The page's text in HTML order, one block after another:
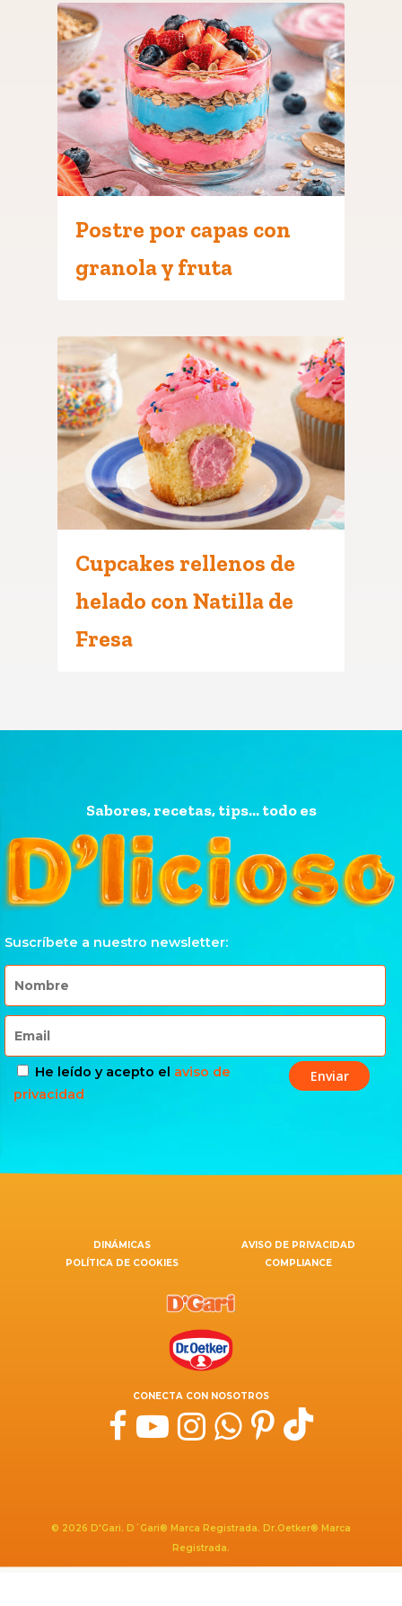
Postre por capas con
granola y fruta
Cupcakes rellenos de
helado con Natilla de
Fresa
Sabores, recetas, tips... todo es
Suscríbete a nuestro newsletter:
He leído y acepto el aviso de
privacidad
DINÁMICAS
AVISO DE PRIVACIDAD
POLÍTICA DE COOKIES
COMPLIANCE
CONECTA CON NOSOTROS
© 2026 D'Gari. D´Gari® Marca Registrada. Dr.Oetker® Marca
Registrada.